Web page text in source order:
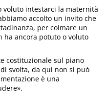
voluto intestarci la maternità
accolto un invito che
per colmare un
ha ancora potuto o voluto
costituzionale sul piano
svolta, da qui non si può
è una